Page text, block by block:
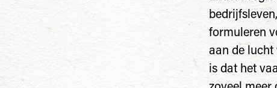
formuleren
aan de lucht
is dat het